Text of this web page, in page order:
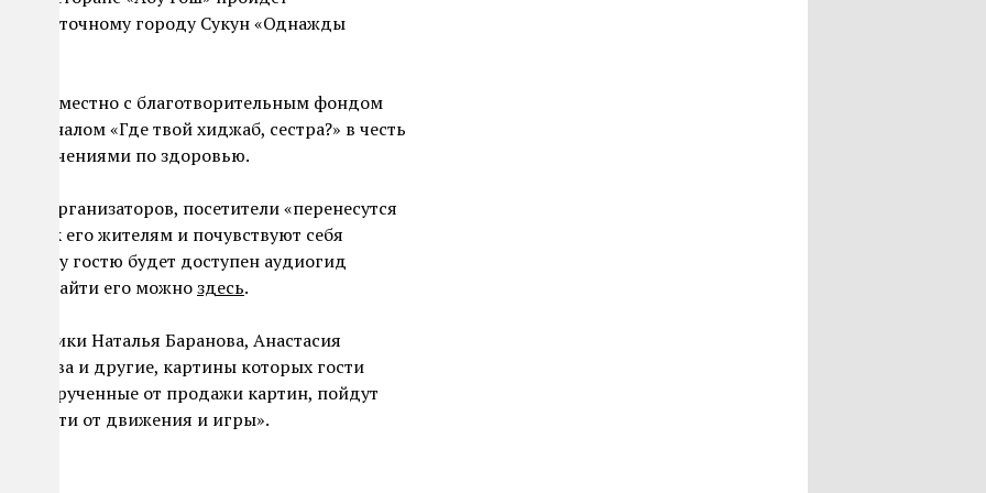
городу Сукун «Однажды
совместно с благотворительным фондом
каналом «Где твой хиджаб, сестра?» в честь
по здоровью.
организаторов, посетители «перенесутся
к его жителям и почувствуют себя
гостю будет доступен аудиогид
Найти его можноздесь.
Наталья Баранова, Анастасия
и другие, картины которых гости
%, вырученные от продажи картин, пойдут
радости от движения и игры».